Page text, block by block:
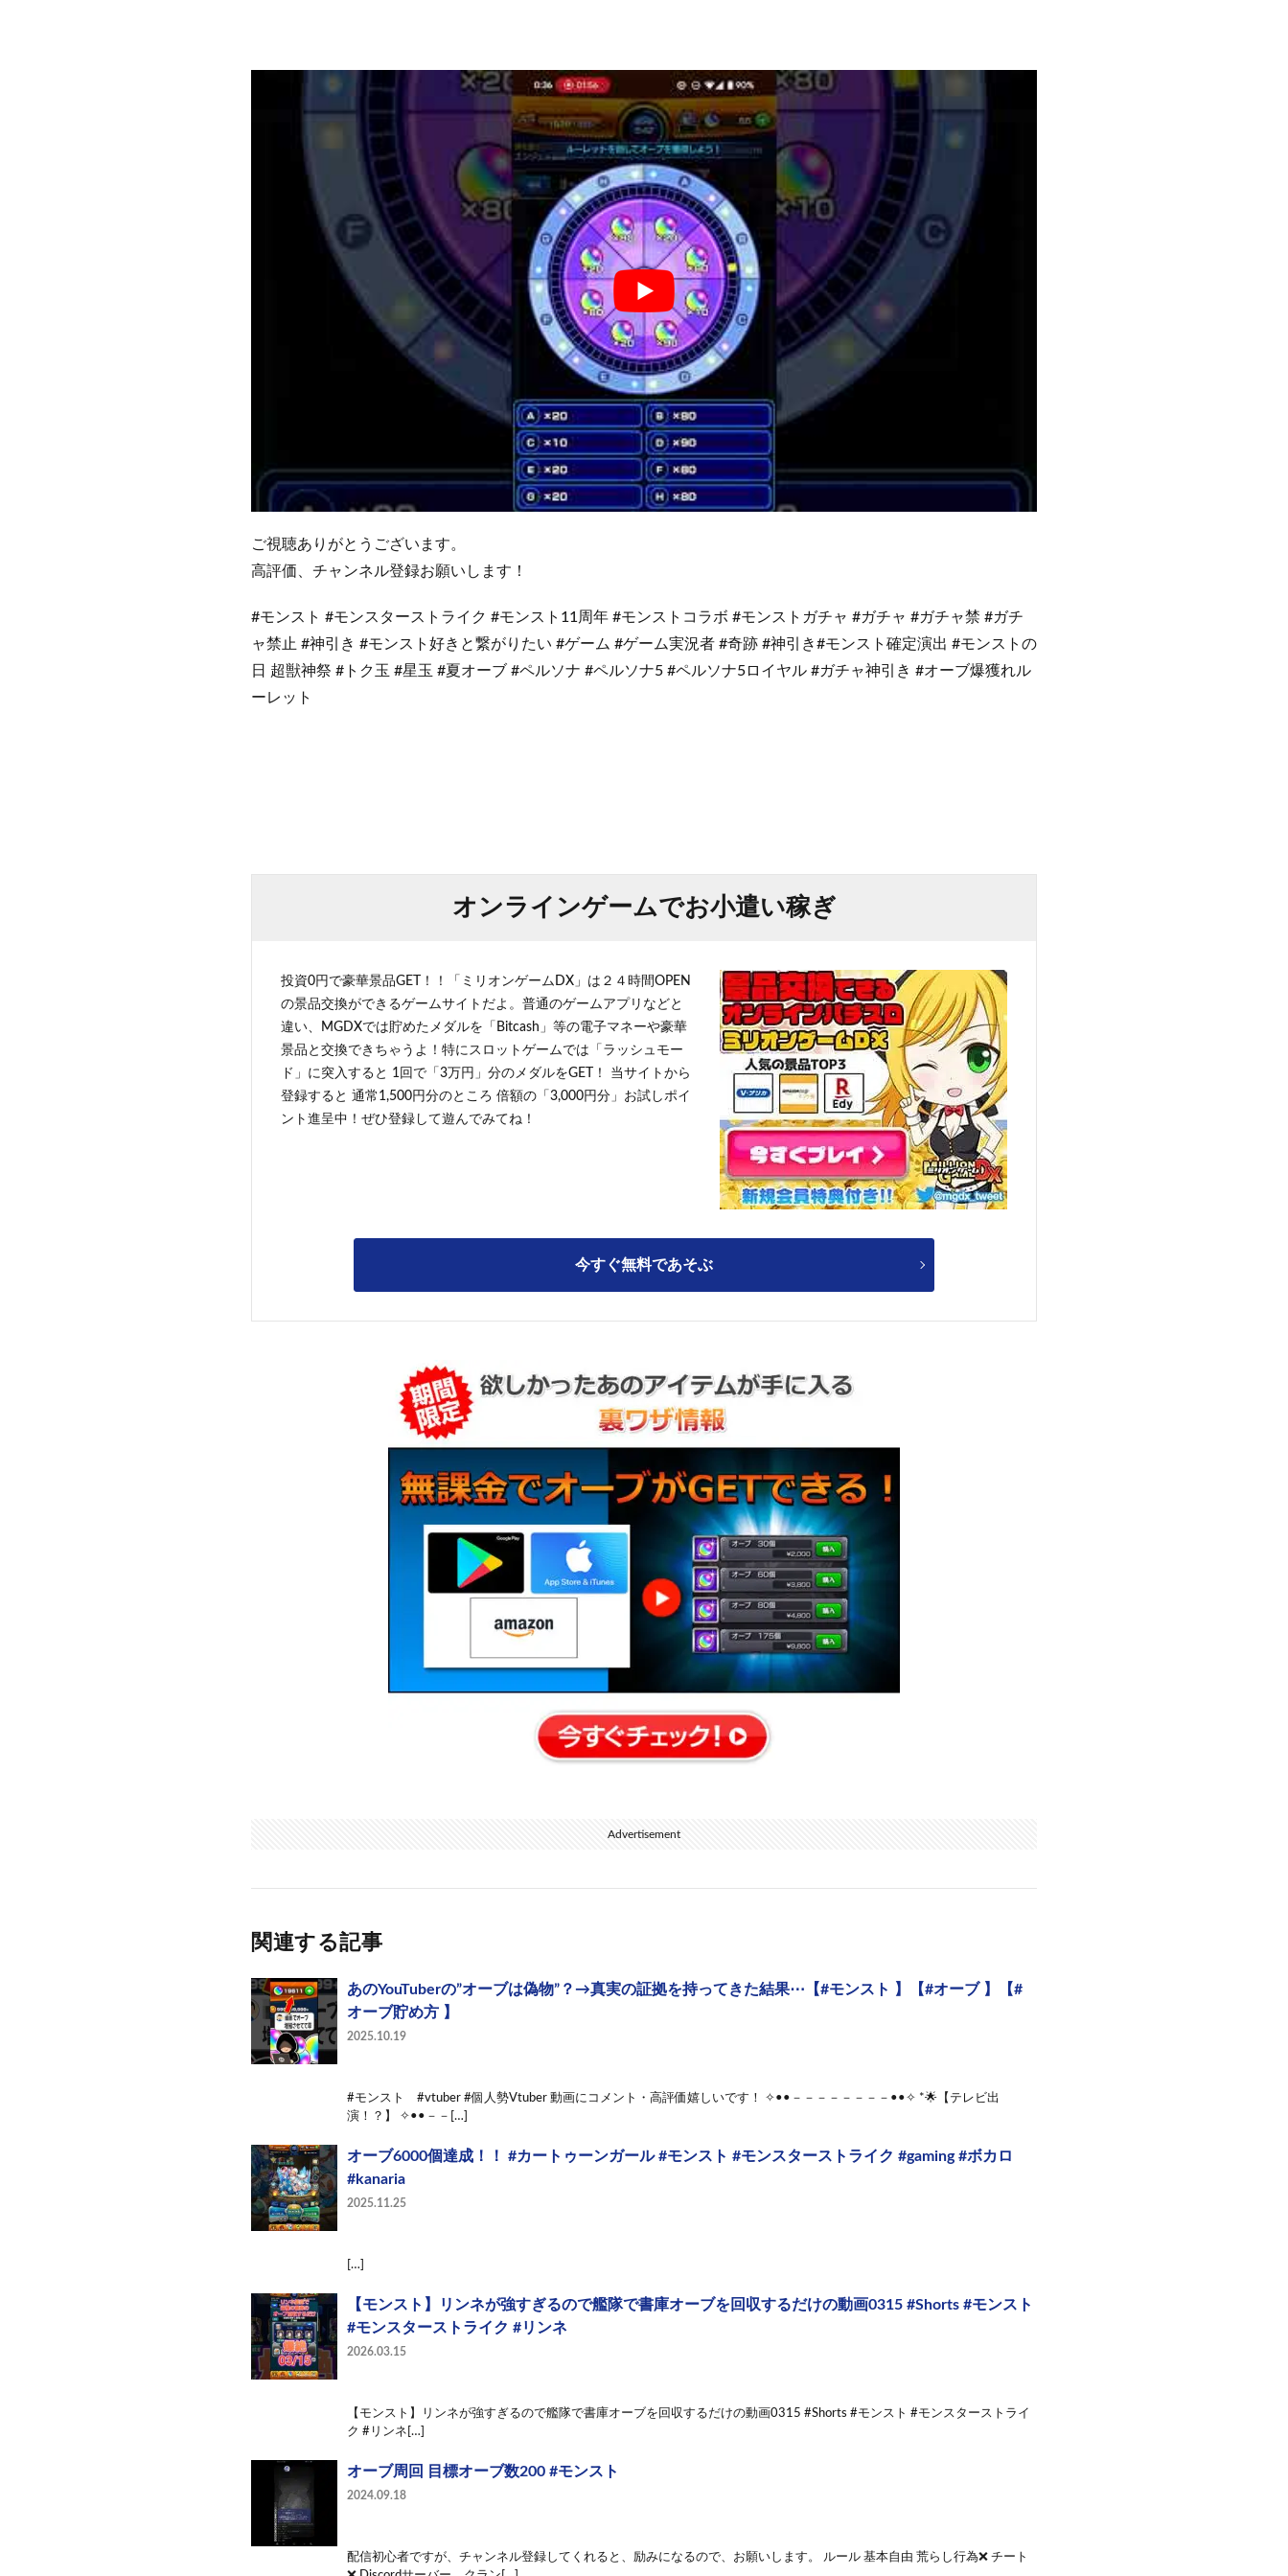
ご視聴ありがとうございます。
高評価、チャンネル登録お願いします！
#モンスト #モンスターストライク #モンスト11周年 #モンストコラボ #モンストガチャ #ガチャ #ガチャ禁 #ガチ
ャ禁止 #神引き #モンスト好きと繋がりたい #ゲーム #ゲーム実況者 #奇跡 #神引き#モンスト確定演出 #モンストの
日 超獣神祭 #トク玉 #星玉 #夏オーブ #ペルソナ #ペルソナ5 #ペルソナ5ロイヤル #ガチャ神引き #オーブ爆獲れル
ーレット
オンラインゲームでお小遣い稼ぎ
投資0円で豪華景品GET！！「ミリオンゲームDX」は２４時間OPEN
の景品交換ができるゲームサイトだよ。普通のゲームアプリなどと
違い、MGDXでは貯めたメダルを「Bitcash」等の電子マネーや豪華
景品と交換できちゃうよ！特にスロットゲームでは「ラッシュモー
ド」に突入すると 1回で「3万円」分のメダルをGET！ 当サイトから
登録すると 通常1,500円分のところ 倍額の「3,000円分」お試しポイ
ント進呈中！ぜひ登録して遊んでみてね！
今すぐ無料であそぶ
Advertisement
関連する記事
あのYouTuberの”オーブは偽物”？→真実の証拠を持ってきた結果⋯【#モンスト 】【#オーブ 】【#
オーブ貯め方 】
2025.10.19
#モンスト #vtuber #個人勢Vtuber 動画にコメント・高評価嬉しいです！ ✧••－－－－－－－－••✧ *🌟【テレビ出
演！？】 ✧••－－[…]
オーブ6000個達成！！ #カートゥーンガール #モンスト #モンスターストライク #gaming #ボカロ
#kanaria
2025.11.25
[…]
【モンスト】リンネが強すぎるので艦隊で書庫オーブを回収するだけの動画0315 #Shorts #モンスト
#モンスターストライク #リンネ
2026.03.15
【モンスト】リンネが強すぎるので艦隊で書庫オーブを回収するだけの動画0315 #Shorts #モンスト #モンスターストライ
ク #リンネ[…]
オーブ周回 目標オーブ数200 #モンスト
2024.09.18
配信初心者ですが、チャンネル登録してくれると、励みになるので、お願いします。 ルール 基本自由 荒らし行為❌ チート